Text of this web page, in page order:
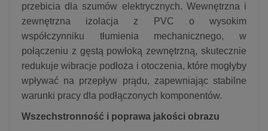
przebicia dla szumów elektrycznych. Wewnętrzna i
zewnętrzna izolacja z PVC o wysokim
współczynniku tłumienia mechanicznego, w
połączeniu z gęstą powłoką zewnętrzną, skutecznie
redukuje wibracje podłoża i otoczenia, które mogłyby
wpływać na przepływ prądu, zapewniając stabilne
warunki pracy dla podłączonych komponentów.
Wszechstronność i poprawa jakości obrazu